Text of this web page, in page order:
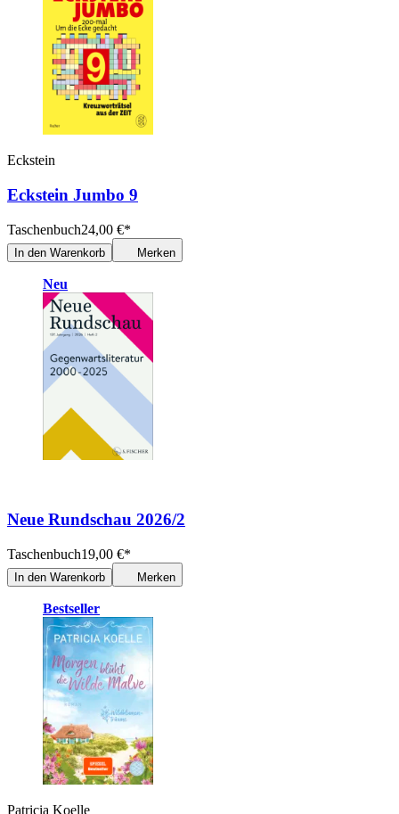
Eckstein
Eckstein Jumbo 9
Taschenbuch24,00 €*
In den Warenkorb Merken
Neu
Neue Rundschau 2026/2
Taschenbuch19,00 €*
In den Warenkorb Merken
Bestseller
Patricia Koelle